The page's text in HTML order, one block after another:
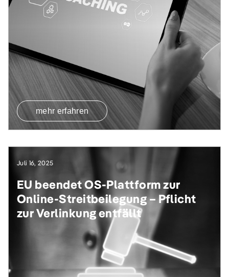
mehr erfahren
Juli 16, 2025
EU beendet OS-Plattform zur
Online-Streitbeilegung – Pflicht
zur Verlinkung entfällt